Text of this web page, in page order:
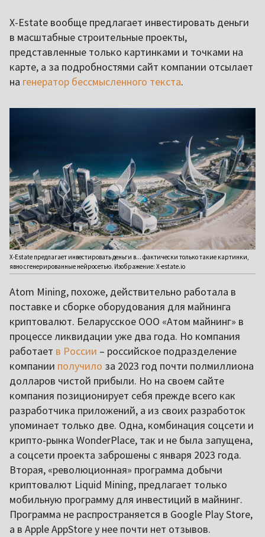
X-Estate вообще предлагает инвестировать деньги
в масштабные строительные проекты,
представленные только картинками и точками на
карте, а за подробностями сайт компании отсылает
на генератор бессмысленного текста.
X-Estate предлагает инвестировать деньги в... фактически только такие картинки,
явно сгенерированные нейросетью. Изображение: X-estate.io
Atom Mining, похоже, действительно работала в
поставке и сборке оборудования для майнинга
криптовалют. Беларусское ООО «Атом майнинг» в
процессе ликвидации уже два года. Но компания
работает в России – российское подразделение
компании получило за 2023 год почти полмиллиона
долларов чистой прибыли. Но на своем сайте
компания позиционирует себя прежде всего как
разработчика приложений, а из своих разработок
упоминает только две. Одна, комбинация соцсети и
крипто-рынка WonderPlace, так и не была запущена,
а соцсети проекта заброшены с января 2023 года.
Вторая, «революционная» программа добычи
криптовалют Liquid Mining, предлагает только
мобильную программу для инвестиций в майнинг.
Программа не распространяется в Google Play Store,
а в Apple AppStore у нее почти нет отзывов.